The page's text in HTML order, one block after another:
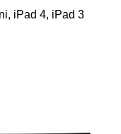
iPad 4, iPad 3